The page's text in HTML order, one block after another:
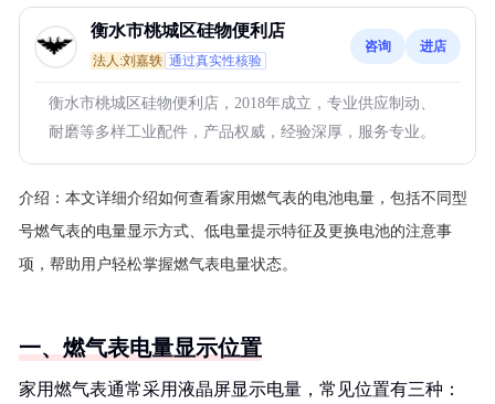
衡水市桃城区硅物便利店
法人:刘嘉轶 通过真实性核验
咨询 进店
衡水市桃城区硅物便利店，2018年成立，专业供应制动、
耐磨等多样工业配件，产品权威，经验深厚，服务专业。
介绍： 本文详细介绍如何查看家用燃气表的电池电量，包括不同型
号燃气表的电量显示方式、低电量提示特征及更换电池的注意事
项，帮助用户轻松掌握燃气表电量状态。
一、燃气表电量显示位置
家用燃气表通常采用液晶屏显示电量，常见位置有三种：